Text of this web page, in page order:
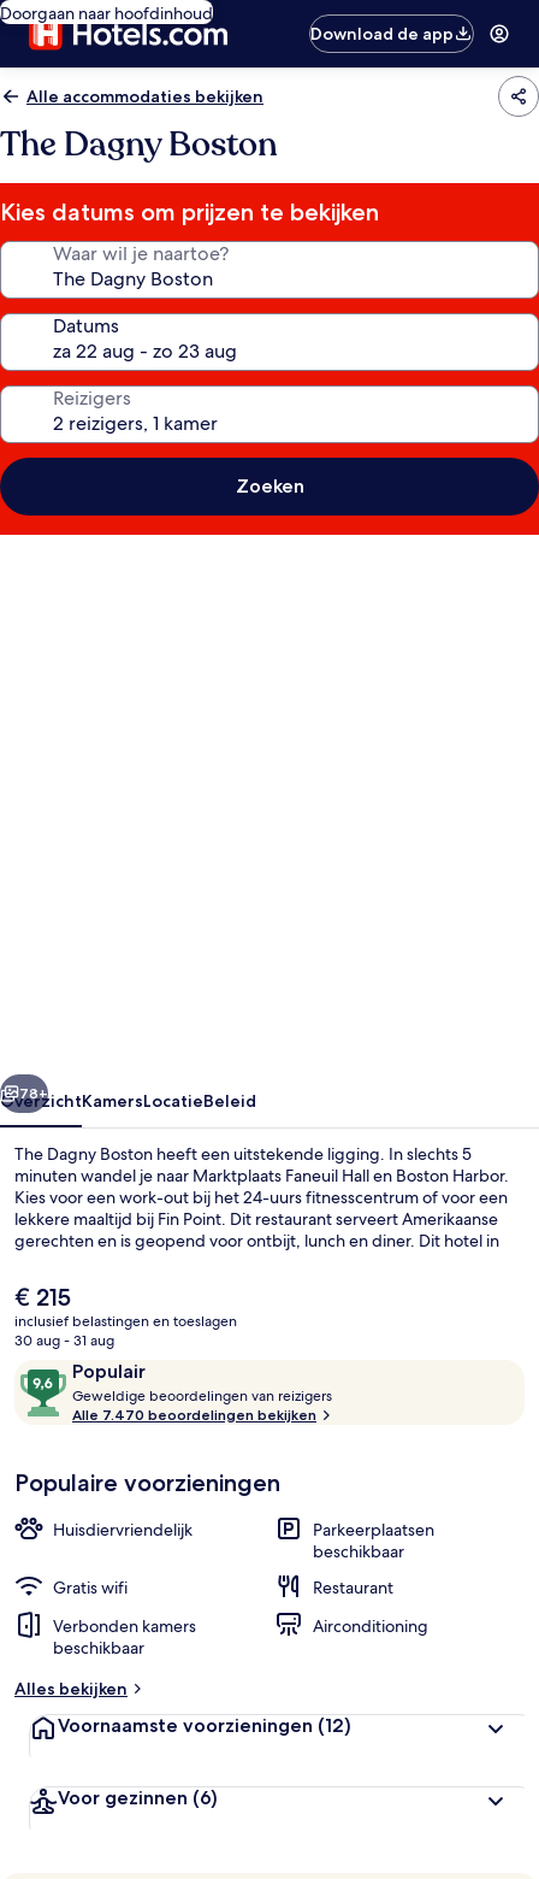
Doorgaan naar hoofdinhoud
Download de app
Alle accommodaties bekijken
The Dagny Boston
Kies datums om prijzen te bekijken
Waar wil je naartoe?
Datums
Reizigers
Zoeken
Volgende
78+
OverzichtKamersLocatieBeleid
The Dagny Boston heeft een uitstekende ligging. In slechts 5
minuten wandel je naar Marktplaats Faneuil Hall en Boston Harbor.
Kies voor een work-out bij het 24-uurs fitnesscentrum of voor een
lekkere maaltijd bij Fin Point. Dit restaurant serveert Amerikaanse
gerechten en is geopend voor ontbijt, lunch en diner. Dit hotel in
bar/lounge en gratis fietsverhuur. Andere reizigers zijn heel
enthousiast over de comfortabele bedden en het behulpzame
personeel. De accommodatie ligt op korte loopafstand van het
openbaar vervoer: het is 5 minuten lopen naar Metrostation
Aquarium en 6 minuten naar State St. Station.
De
huidige
prijs
€ 215
€ 215
inclusief belastingen en toeslagen
30 aug - 31 aug
Beoordelingen
Populair
9,6
van
10,
Geweldige beoordelingen van reizigers
i
g
e
d
e
i
Alle 7.470 beoordelingen bekijken
Populaire voorzieningen
Huisdiervriendelijk
Parkeerplaatsen
beschikbaar
Gratis wifi
Restaurant
Verbonden kamers
beschikbaar
Airconditioning
Alles bekijken
Voornaamste voorzieningen (12)
Voor gezinnen (6)